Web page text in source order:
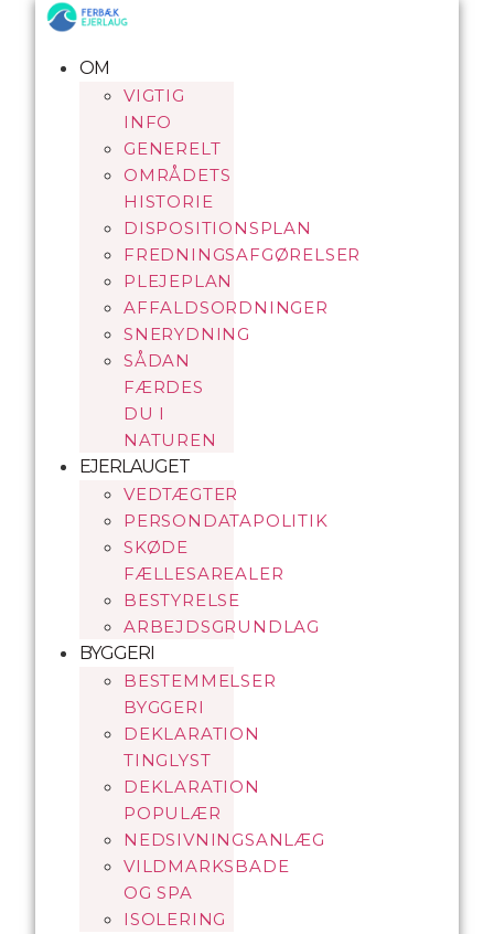
Videre
indhold
OM
VIGTIG
INFO
GENERELT
OMRÅDETS
HISTORIE
DISPOSITIONSPLAN
FREDNINGSAFGØRELSER
PLEJEPLAN
AFFALDSORDNINGER
SNERYDNING
SÅDAN
FÆRDES
DU I
NATUREN
EJERLAUGET
VEDTÆGTER
PERSONDATAPOLITIK
SKØDE
FÆLLESAREALER
BESTYRELSE
ARBEJDSGRUNDLAG
BYGGERI
BESTEMMELSER
BYGGERI
DEKLARATION
TINGLYST
DEKLARATION
POPULÆR
NEDSIVNINGSANLÆG
VILDMARKSBADE
OG SPA
ISOLERING